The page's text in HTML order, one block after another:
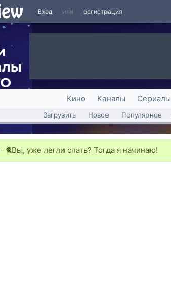
Вход или регистрация
Кино Каналы Сериалы
Загрузить Новое Популярное
- 🐈Вы, уже легли спать? Тогда я начинаю!